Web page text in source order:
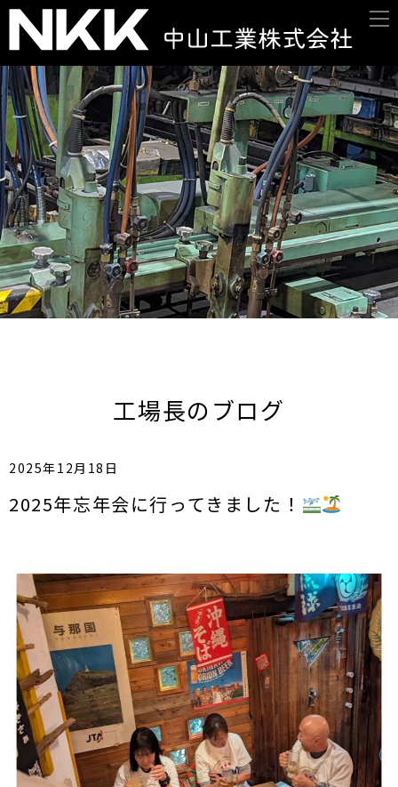
工場長のブログ
2025年12月18日
2025年忘年会に行ってきました！